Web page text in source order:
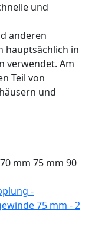
und
anderen
hauptsächlich in
verwendet. Am
Teil von
und
70 mm 75 mm 90
-
75 mm - 2